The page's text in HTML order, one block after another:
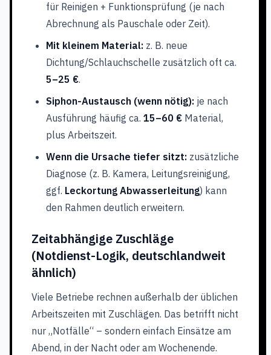
für Reinigen + Funktionsprüfung (je nach
Abrechnung als Pauschale oder Zeit).
Mit kleinem Material: z. B. neue
Dichtung/Schlauchschelle zusätzlich oft ca.
5–25 €.
Siphon-Austausch (wenn nötig): je nach
Ausführung häufig ca. 15–60 € Material,
plus Arbeitszeit.
Wenn die Ursache tiefer sitzt: zusätzliche
Diagnose (z. B. Kamera, Leitungsreinigung,
ggf. Leckortung Abwasserleitung) kann
den Rahmen deutlich erweitern.
Zeitabhängige Zuschläge
(Notdienst-Logik, deutschlandweit
ähnlich)
Viele Betriebe rechnen außerhalb der üblichen
Arbeitszeiten mit Zuschlägen. Das betrifft nicht
nur „Notfälle“ – sondern einfach Einsätze am
Abend, in der Nacht oder am Wochenende.